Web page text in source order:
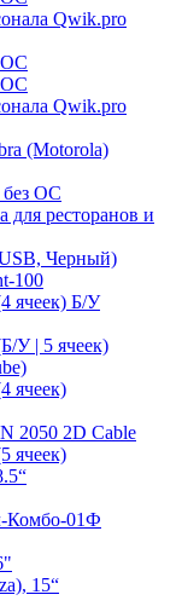
Qwik.pro
ОС
ОС
Qwik.pro
(Motorola)
без ОС
для ресторанов и
Черный)
100
ячеек) Б/У
У | 5 ячеек)
ячеек)
2050 2D Cable
ячеек)
Комбо-01Ф
15“